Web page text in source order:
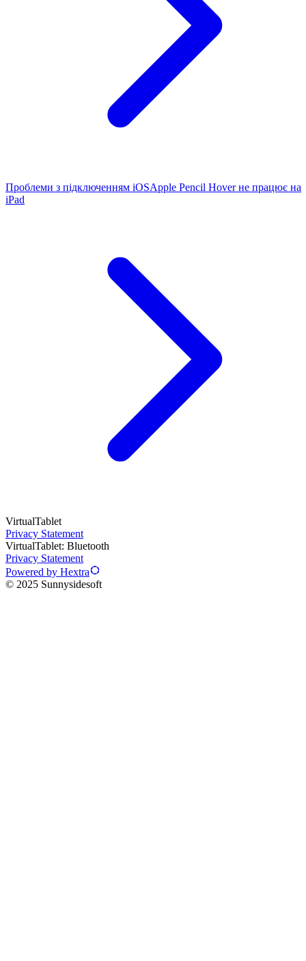
Проблеми з підключенням iOSApple Pencil Hover не працює на
iPad
VirtualTablet
Privacy Statement
VirtualTablet: Bluetooth
Privacy Statement
Powered by Hextra
© 2025 Sunnysidesoft